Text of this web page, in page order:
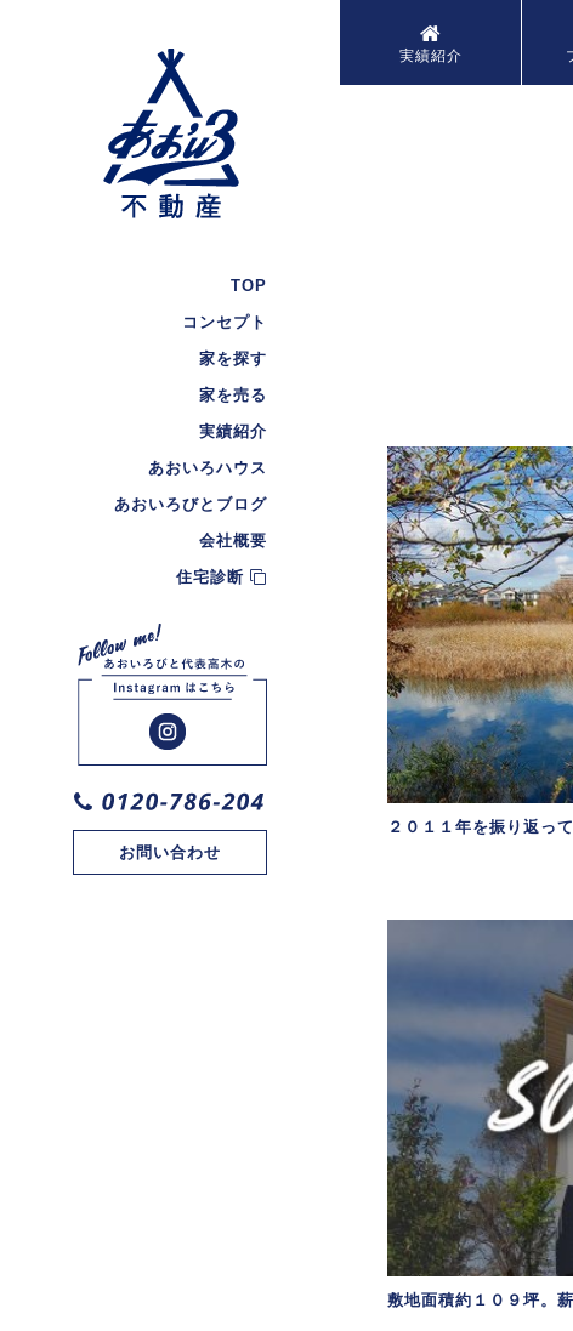
TOP
コンセプト
家を探す
家を売る
実績紹介
あおいろハウス
あおいろびとブログ
会社概要
住宅診断
お問い合わせ
実績紹介
２０１１年を振り返って
敷地面積約１０９坪。